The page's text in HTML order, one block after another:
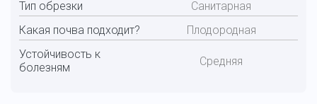
Тип обрезки
Санитарная
Какая почва подходит?
Плодородная
Устойчивость к
болезням
Средняя